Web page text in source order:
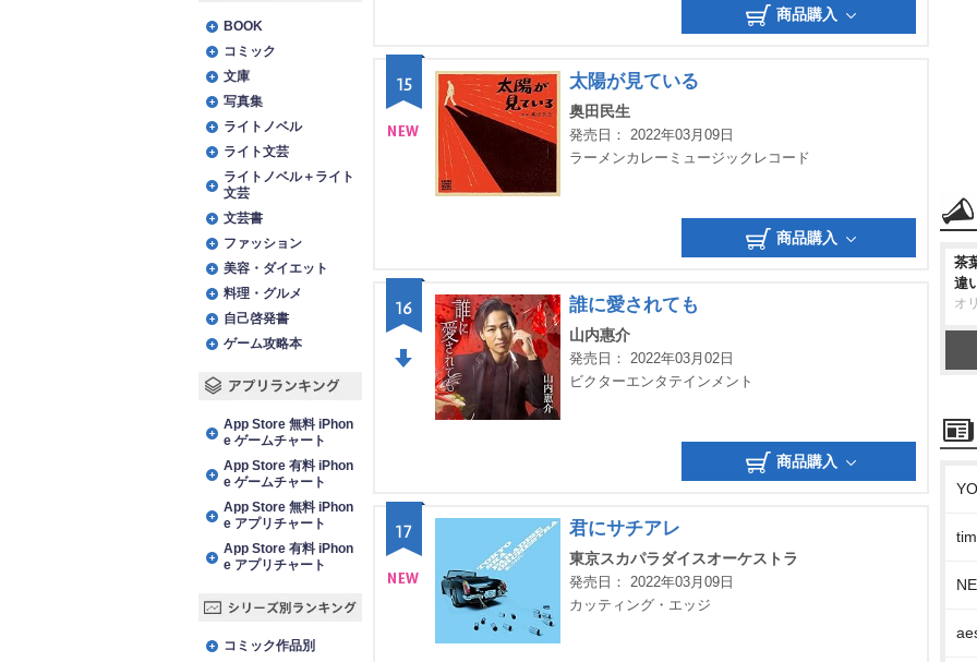
商品購入
15 太陽が見ている
奥田民生
発売日： 2022年03月09日
ラーメンカレーミュージックレコード
商品購入
16 誰に愛されても
山内惠介
発売日： 2022年03月02日
ビクターエンタテインメント
商品購入
17 君にサチアレ
東京スカパラダイスオーケストラ
発売日： 2022年03月09日
カッティング・エッジ
BOOK
コミック
文庫
写真集
ライトノベル
ライト文芸
ライトノベル＋ライト
文芸
文芸書
ファッション
美容・ダイエット
料理・グルメ
自己啓発書
ゲーム攻略本
App Store 無料 iPhon
e ゲームチャート
App Store 有料 iPhon
e ゲームチャート
App Store 無料 iPhon
e アプリチャート
App Store 有料 iPhon
e アプリチャート
コミック作品別
茶
違
オ